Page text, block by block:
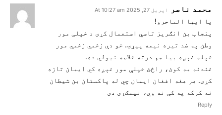
محمد ناصر اپریل 27, 2025 At 10:27 am
یا ایها الماجرو!
پنجاب بن انګریز تاسي استعمال کړی د خپلی مور
وطن په ضد تیره نیمه پيړۍ. خو دې زخمي زخمي مور
خپله غېږه بیا هم درته خلاصه نیولي ده.
غندنه مه کوئ، راځئ خپلې مور غېږه کي ایمان تازه
کړی. هر هغه افغان ایمان چي له پاکستان بن شيطان
نه کرکه په کې نه وي، نیمګړی دی
Reply